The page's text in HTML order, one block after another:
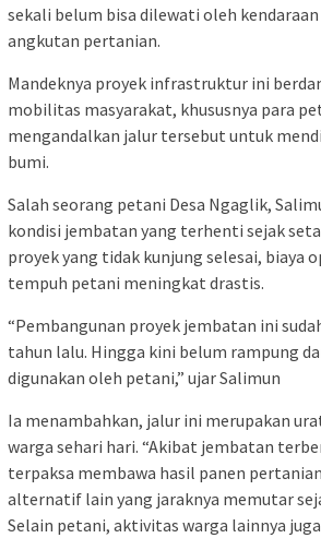
sekali belum bisa dilewati oleh
angkutan pertanian.
Mandeknya proyek infrastruktur ini
mobilitas masyarakat, khususnya para
mengandalkan jalur tersebut untuk
bumi.
Salah seorang petani Desa Ngaglik,
kondisi jembatan yang terhenti sejak
proyek yang tidak kunjung selesai, biaya
tempuh petani meningkat drastis.
“Pembangunan proyek jembatan ini
tahun lalu. Hingga kini belum rampung
digunakan oleh petani,” ujar Salimun
Ia menambahkan, jalur ini merupakan
warga sehari hari. “Akibat jembatan
terpaksa membawa hasil panen
alternatif lain yang jaraknya memutar
Selain petani, aktivitas warga lainnya